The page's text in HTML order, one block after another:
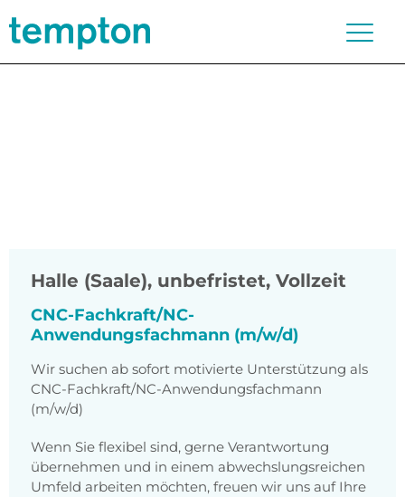
Halle (Saale), unbefristet, Vollzeit
CNC-Fachkraft/NC-
Anwendungsfachmann (m/w/d)
Wir suchen ab sofort motivierte Unterstützung als
CNC-Fachkraft/NC-Anwendungsfachmann
(m/w/d)
Wenn Sie flexibel sind, gerne Verantwortung
übernehmen und in einem abwechslungsreichen
Umfeld arbeiten möchten, freuen wir uns auf Ihre